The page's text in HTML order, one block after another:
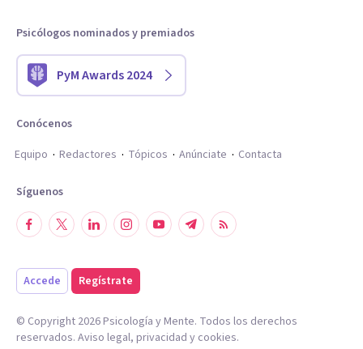
Psicólogos nominados y premiados
PyM Awards 2024
Conócenos
Equipo
Redactores Tópicos Anúnciate Contacta
Síguenos
Accede Regístrate
© Copyright 2026Psicología y Mente. Todos los derechos
reservados. Aviso legal, privacidad y cookies.